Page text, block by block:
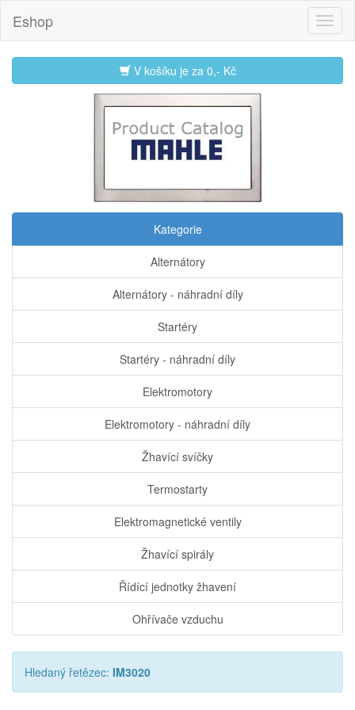
Eshop
V košíku je za 0,- Kč
Kategorie
Alternátory
Alternátory - náhradní díly
Startéry
Startéry - náhradní díly
Elektromotory
Elektromotory - náhradní díly
Žhavící svíčky
Termostarty
Elektromagnetické ventily
Žhavící spirály
Řídící jednotky žhavení
Ohřívače vzduchu
Hledaný řetězec: IM3020